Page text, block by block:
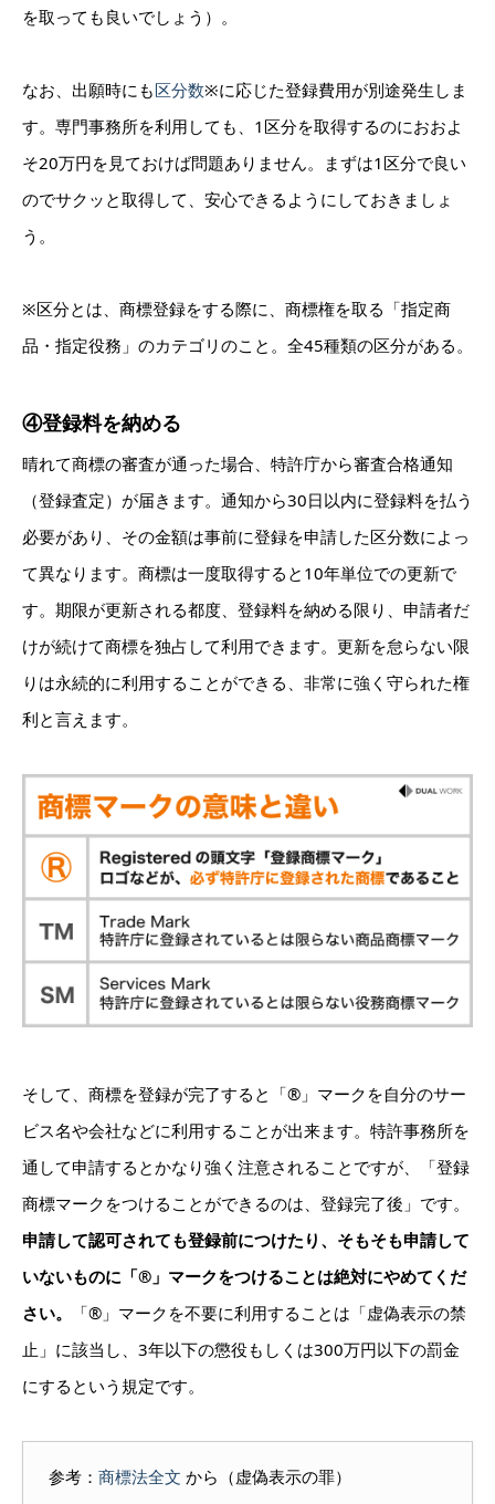
を取っても良いでしょう）。
なお、出願時にも区分数※に応じた登録費用が別途発生しま
す。専門事務所を利用しても、1区分を取得するのにおおよ
そ20万円を見ておけば問題ありません。まずは1区分で良い
のでサクッと取得して、安心できるようにしておきましょ
う。
※区分とは、商標登録をする際に、商標権を取る 「指定商
品・指定役務」 のカテゴリのこと。全45種類の区分がある。
④登録料を納める
晴れて商標の審査が通った場合、特許庁から審査合格通知
（登録査定）が届きます。通知から30日以内に登録料を払う
必要があり、その金額は事前に登録を申請した区分数によっ
て異なります。商標は一度取得すると10年単位での更新で
す。期限が更新される都度、登録料を納める限り、申請者だ
けが続けて商標を独占して利用できます。更新を怠らない限
りは永続的に利用することができる、非常に強く守られた権
利と言えます。
そして、商標を登録が完了すると「®」マークを自分のサー
ビス名や会社などに利用することが出来ます。特許事務所を
通して申請するとかなり強く注意されることですが、「登録
商標マークをつけることができるのは、登録完了後」です。
申請して認可されても登録前につけたり、そもそも申請して
いないものに「®」マークをつけることは絶対にやめてくだ
さい。
「®」マークを不要に利用することは「虚偽表示の禁
止」に該当し、3年以下の懲役もしくは300万円以下の罰金
にするという規定です。
参考： 商標法全文 から（虚偽表示の罪）